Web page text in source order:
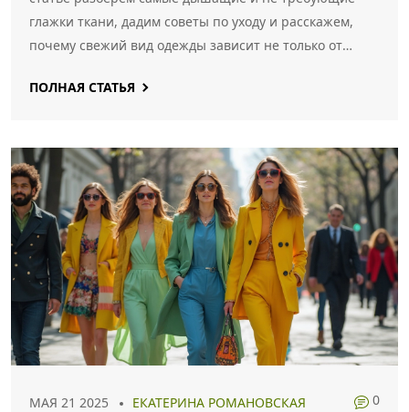
глажки ткани, дадим советы по уходу и расскажем,
почему свежий вид одежды зависит не только от
внимание, и какие современные технологии помогают
ПОЛНАЯ СТАТЬЯ
МАЯ 21 2025 ЕКАТЕРИНА РОМАНОВСКАЯ 0